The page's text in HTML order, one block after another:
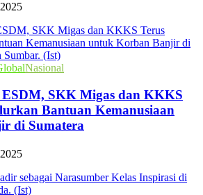
Nasional
ESDM, SKK Migas dan KKKS
Bantuan Kemanusiaan
di Sumatera